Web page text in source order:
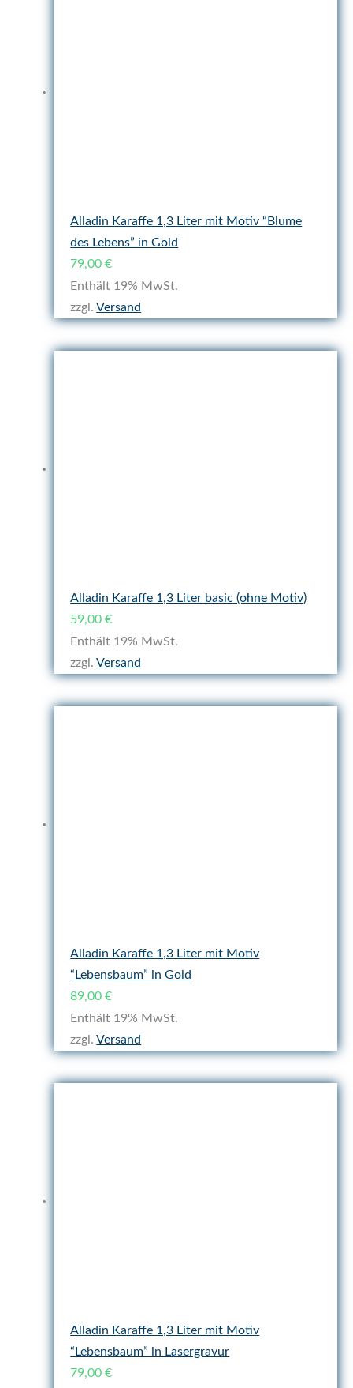
Alladin Karaffe 1,3 Liter mit Motiv “Blume
des Lebens” in Gold
79,00€
Enthält 19% MwSt.
zzgl.Versand
Alladin Karaffe 1,3 Liter basic (ohne Motiv)
59,00€
Enthält 19% MwSt.
zzgl.Versand
Alladin Karaffe 1,3 Liter mit Motiv
“Lebensbaum” in Gold
89,00€
Enthält 19% MwSt.
zzgl.Versand
Alladin Karaffe 1,3 Liter mit Motiv
“Lebensbaum” in Lasergravur
79,00€